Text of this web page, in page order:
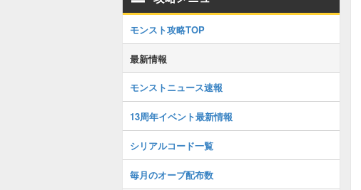
モンスト攻略TOP
最新情報
モンストニュース速報
13周年イベント最新情報
シリアルコード一覧
毎月のオーブ配布数